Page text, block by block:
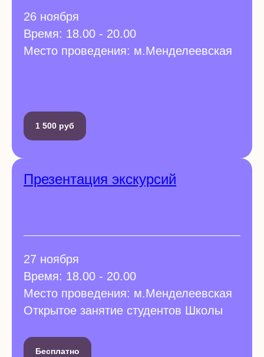
26 ноября
Время: 18.00 - 20.00
Место проведения: м.Менделеевская
1 500 руб
Презентация экскурсий
27 ноября
Время: 18.00 - 20.00
Место проведения: м.Менделеевская
Открытое занятие студентов Школы
Бесплатно